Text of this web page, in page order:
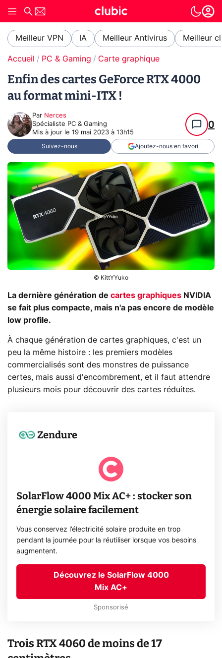
Meilleur VPN IA Meilleur Antivirus Meilleur
Accueil PC & Gaming Carte graphique
Enfin des cartes GeForce RTX 4000
au format mini-ITX !
Par Nerces
Spécialiste PC & Gaming
Mis à jour le 19 mai 2023 à 13h15
0
Suivez-nous Ajoutez-nous en favori
© KittYYuko
La dernière génération de cartes graphiques NVIDIA
se fait plus compacte, mais n'a pas encore de modèle
low profile.
À chaque génération de cartes graphiques, c'est un
peu la même histoire : les premiers modèles
commercialisés sont des monstres de puissance
certes, mais aussi d'encombrement, et il faut attendre
plusieurs mois pour découvrir des cartes réduites.
Zendure
SolarFlow 4000 Mix AC+ : stocker son
énergie solaire facilement
Vous conservez l’électricité solaire produite en trop
pendant la journée pour la réutiliser lorsque vos besoins
augmentent.
Découvrez le SolarFlow 4000
Mix AC+
Sponsorisé
Trois RTX 4060 de moins de 17